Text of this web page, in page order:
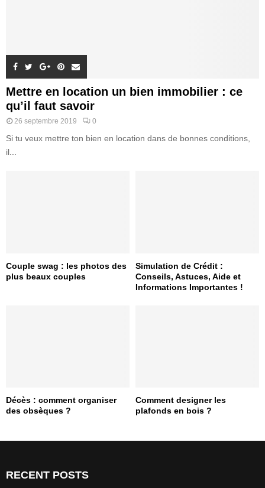
Mettre en location un bien immobilier : ce
qu’il faut savoir
26 septembre 2019 0
Si tu veux mettre ton bien en location dans de bonnes conditions,
il...
Couple swag : les photos des
plus beaux couples
Simulation de Crédit :
Conseils, Astuces, Aide et
Informations Importantes !
Décès : comment organiser
des obsèques ?
Comment designer les
plafonds en bois ?
RECENT POSTS